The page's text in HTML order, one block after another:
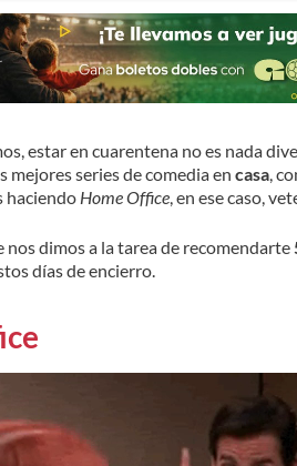
estar en cuarentena no es nada
mejores series de comedia en casa,
haciendo Home Office, en ese caso,
nos dimos a la tarea de recomendarte
días de encierro.